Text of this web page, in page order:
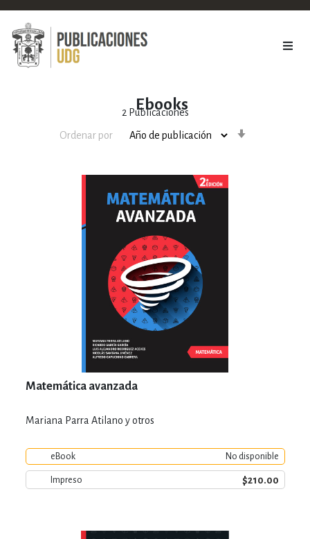
Ebooks
2 Publicaciones
Ordenar por
Matemática avanzada
Mariana Parra Atilano y otros
eBook No disponible
Impreso $210.00